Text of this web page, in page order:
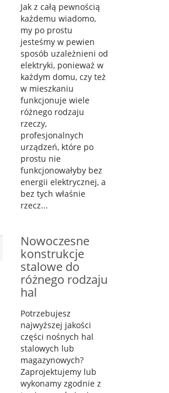
Jak z całą pewnością
każdemu wiadomo,
my po prostu
jesteśmy w pewien
sposób uzależnieni od
elektryki, ponieważ w
każdym domu, czy też
w mieszkaniu
funkcjonuje wiele
różnego rodzaju
rzeczy,
profesjonalnych
urządzeń, które po
prostu nie
funkcjonowałyby bez
energii elektrycznej, a
bez tych właśnie
rzecz...
Nowoczesne
konstrukcje
stalowe do
różnego rodzaju
hal
Potrzebujesz
najwyższej jakości
części nośnych hal
stalowych lub
magazynowych?
Zaprojektujemy lub
wykonamy zgodnie z